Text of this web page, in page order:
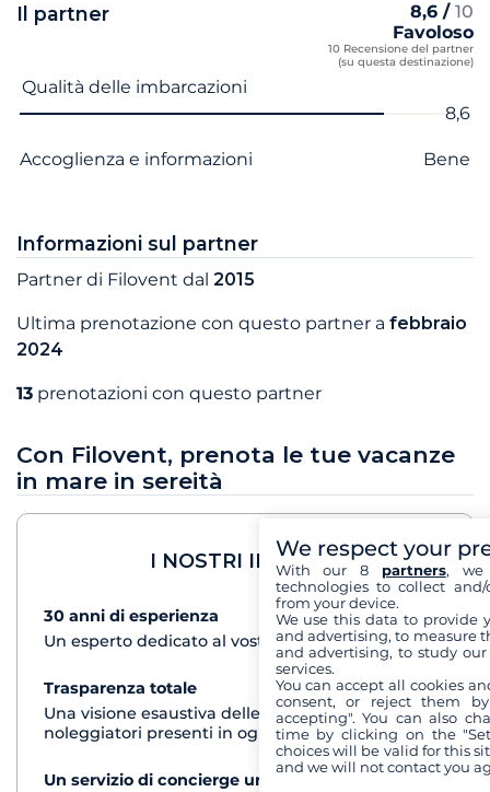
Il partner 8,6 / 10
Favoloso
10 Recensione del partner
(su questa destinazione)
Nome del criterio Voto
Qualità delle imbarcazioni
8,6
Accoglienza e informazioni Bene
Informazioni sul partner
Partner di Filovent dal 2015
Ultima prenotazione con questo partner a febbraio
2024
13 prenotazioni con questo partner
Con Filovent, prenota le tue vacanze
in mare in sereità
I NOSTRI IMPEGNI
30 anni di esperienza
vedi+
Un esperto dedicato al vostro progetto di crociera
Trasparenza totale
vedi+
Una visione esaustiva delle barche di tutti i
noleggiatori presenti in ogni destinazione
Un servizio di concierge unico
vedi+
We respect your
With our 8 partners, we
technologies to collect
from your device.
We use this data to provide
and advertising, to measure
and advertising, to study
services.
You can accept all cookies
consent, or reject them
accepting". You can also
time by clicking on the
choices will be valid for this
and we will not contact you